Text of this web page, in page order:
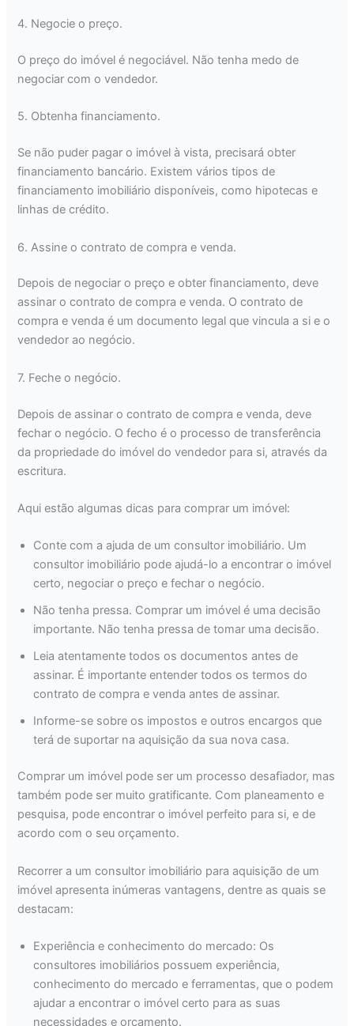
4. Negocie o preço.
O preço do imóvel é negociável. Não tenha medo de
negociar com o vendedor.
5. Obtenha financiamento.
Se não puder pagar o imóvel à vista, precisará obter
financiamento bancário. Existem vários tipos de
financiamento imobiliário disponíveis, como hipotecas e
linhas de crédito.
6. Assine o contrato de compra e venda.
Depois de negociar o preço e obter financiamento, deve
assinar o contrato de compra e venda. O contrato de
compra e venda é um documento legal que vincula a si e o
vendedor ao negócio.
7. Feche o negócio.
Depois de assinar o contrato de compra e venda, deve
fechar o negócio. O fecho é o processo de transferência
da propriedade do imóvel do vendedor para si, através da
escritura.
Aqui estão algumas dicas para comprar um imóvel:
Conte com a ajuda de um consultor imobiliário. Um
consultor imobiliário pode ajudá-lo a encontrar o imóvel
certo, negociar o preço e fechar o negócio.
Não tenha pressa. Comprar um imóvel é uma decisão
importante. Não tenha pressa de tomar uma decisão.
Leia atentamente todos os documentos antes de
assinar. É importante entender todos os termos do
contrato de compra e venda antes de assinar.
Informe-se sobre os impostos e outros encargos que
terá de suportar na aquisição da sua nova casa.
Comprar um imóvel pode ser um processo desafiador, mas
também pode ser muito gratificante. Com planeamento e
pesquisa, pode encontrar o imóvel perfeito para si, e de
acordo com o seu orçamento.
Recorrer a um consultor imobiliário para aquisição de um
imóvel apresenta inúmeras vantagens, dentre as quais se
destacam:
Experiência e conhecimento do mercado: Os
consultores imobiliários possuem experiência,
conhecimento do mercado e ferramentas, que o podem
ajudar a encontrar o imóvel certo para as suas
necessidades e orçamento.